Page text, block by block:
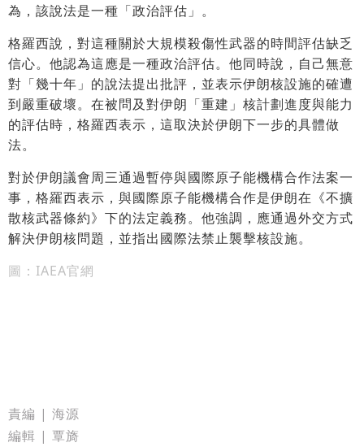
為，該說法是一種「政治評估」。
格羅西說，對這種關於大規模殺傷性武器的時間評估缺乏
信心。他認為這應是一種政治評估。他同時說，自己無意
對「幾十年」的說法提出批評，並表示伊朗核設施的確遭
到嚴重破壞。在被問及對伊朗「重建」核計劃進度與能力
的評估時，格羅西表示，這取決於伊朗下一步的具體做
法。
對於伊朗議會周三通過暫停與國際原子能機構合作法案一
事，格羅西表示，與國際原子能機構合作是伊朗在《不擴
散核武器條約》下的法定義務。他強調，應通過外交方式
解決伊朗核問題，並指出國際法禁止襲擊核設施。
圖：IAEA官網
責編 | 海源
編輯 | 覃旖